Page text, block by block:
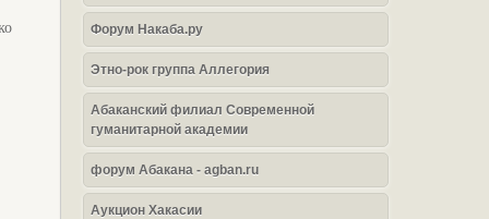
Форум Накаба.ру
Этно-рок группа Аллегория
Абаканский филиал Современной
гуманитарной академии
форум Абакана - agban.ru
Аукцион Хакасии